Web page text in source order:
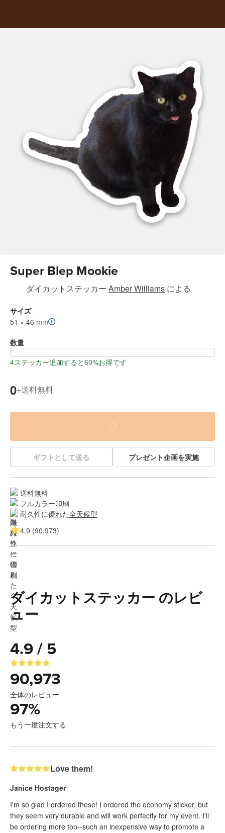
Super Blep Mookie
ダイカットステッカー Amber Williams による
サイズ
51 × 46 mm
数量
4ステッカー追加すると60%お得です
0+送料無料
ギフトとして送る プレゼント企画を実施
送料無料
フルカラー印刷
耐久性に優れた全天候型
4.9 (90,973)
ダイカットステッカー のレビ
ュー
4.9 / 5
90,973
全体のレビュー
97%
もう一度注文する
Love them!
Janice Hostager
I'm so glad I ordered these! I ordered the economy sticker, but
they seem very durable and will work perfectly for my event. I'll
be ordering more too--such an inexpensive way to promote a